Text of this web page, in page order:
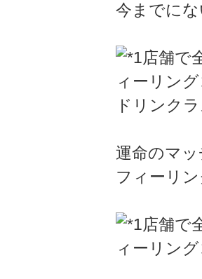
今までに
ドリンク
運命のマ
フィーリ